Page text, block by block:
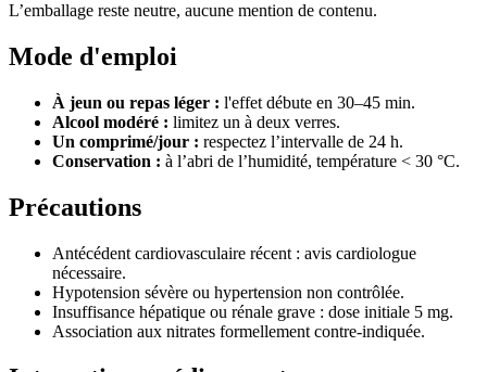
L’emballage reste neutre, aucune mention de contenu.
Mode d'emploi
À jeun ou repas léger : l'effet débute en 30–45 min.
Alcool modéré : limitez un à deux verres.
Un comprimé/jour : respectez l’intervalle de 24 h.
Conservation : à l’abri de l’humidité, température < 30 °C.
Précautions
Antécédent cardiovasculaire récent : avis cardiologue
nécessaire.
Hypotension sévère ou hypertension non contrôlée.
Insuffisance hépatique ou rénale grave : dose initiale 5 mg.
Association aux nitrates formellement contre-indiquée.